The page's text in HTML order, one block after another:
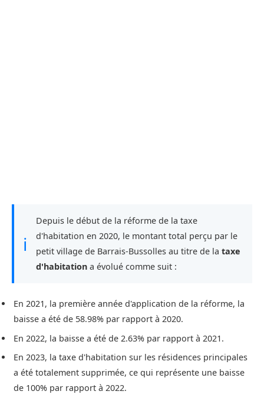
ℹ
Depuis le début de la réforme de la taxe
d'habitation en 2020, le montant total perçu par le
petit village de Barrais-Bussolles au titre de la taxe
d'habitation a évolué comme suit :
En 2021, la première année d'application de la réforme, la
baisse a été de 58.98% par rapport à 2020.
En 2022, la baisse a été de 2.63% par rapport à 2021.
En 2023, la taxe d'habitation sur les résidences principales
a été totalement supprimée, ce qui représente une baisse
de 100% par rapport à 2022.